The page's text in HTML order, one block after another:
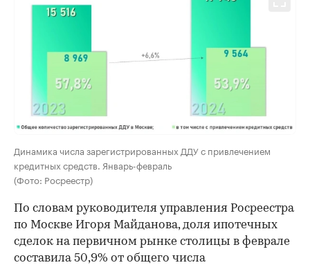
Динамика числа зарегистрированных ДДУ с привлечением
кредитных средств. Январь-февраль
(Фото: Росреестр)
По словам руководителя управления Росреестра
по Москве Игоря Майданова, доля ипотечных
сделок на первичном рынке столицы в феврале
составила 50,9% от общего числа